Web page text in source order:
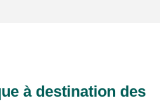
à destination des